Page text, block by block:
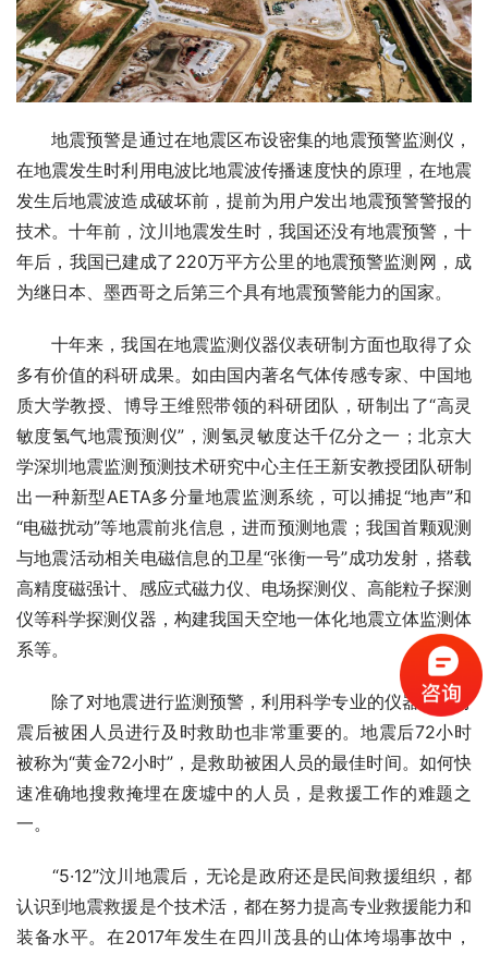
地震预警是通过在地震区布设密集的地震预警监测仪，
在地震发生时利用电波比地震波传播速度快的原理，在地震
发生后地震波造成破坏前，提前为用户发出地震预警警报的
技术。十年前，汶川地震发生时，我国还没有地震预警，十
年后，我国已建成了220万平方公里的地震预警监测网，成
为继日本、墨西哥之后第三个具有地震预警能力的国家。
十年来，我国在地震监测仪器仪表研制方面也取得了众
多有价值的科研成果。如由国内著名气体传感专家、中国地
质大学教授、博导王维熙带领的科研团队，研制出了“高灵
敏度氢气地震预测仪”，测氢灵敏度达千亿分之一；北京大
学深圳地震监测预测技术研究中心主任王新安教授团队研制
出一种新型AETA多分量地震监测系统，可以捕捉“地声”和
“电磁扰动”等地震前兆信息，进而预测地震；我国首颗观测
与地震活动相关电磁信息的卫星“张衡一号”成功发射，搭载
高精度磁强计、感应式磁力仪、电场探测仪、高能粒子探测
仪等科学探测仪器，构建我国天空地一体化地震立体监测体
系等。
除了对地震进行监测预警，利用科学专业的仪器设备对
震后被困人员进行及时救助也非常重要的。地震后72小时
被称为“黄金72小时”，是救助被困人员的最佳时间。如何快
速准确地搜救掩埋在废墟中的人员，是救援工作的难题之
一。
“5·12”汶川地震后，无论是政府还是民间救援组织，都
认识到地震救援是个技术活，都在努力提高专业救援能力和
装备水平。在2017年发生在四川茂县的山体垮塌事故中，